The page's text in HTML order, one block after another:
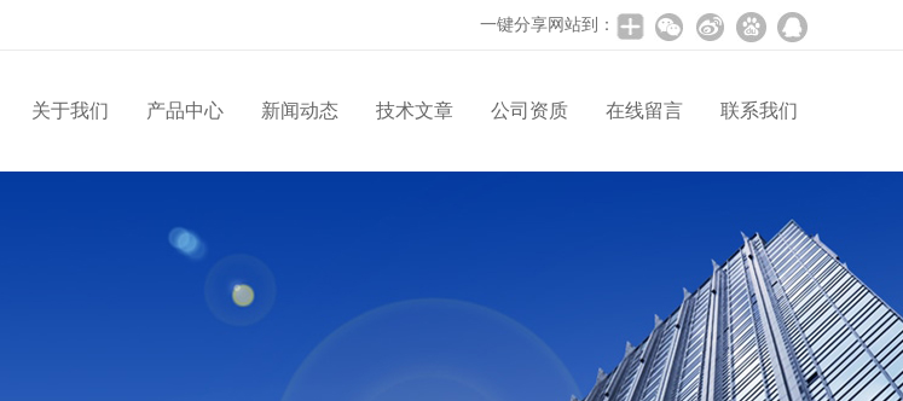
一键分享网站到：
关于我们 产品中心 新闻动态 技术文章 公司资质 在线留言 联系我们